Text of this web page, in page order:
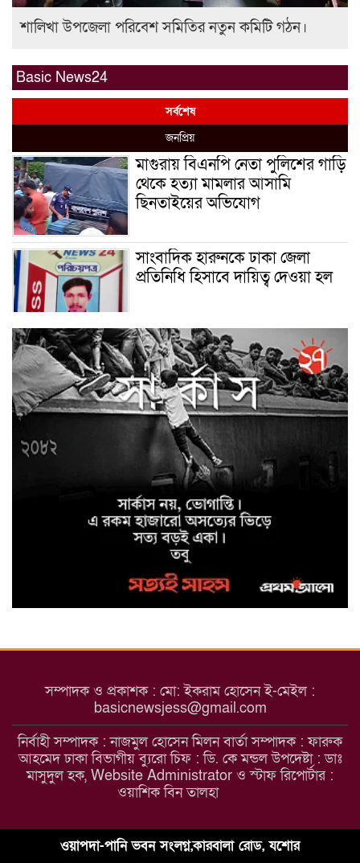
শালিখা উপজেলা পরিবেশ সমিতির নতুন কমিটি গঠন।
Basic News24
সর্বশেষ
জনপ্রিয়
মাগুরায় বিএনপি নেতা পুলিশের গাড়ি
থেকে হত্যা মামলার আসামি
ছিনতাইয়ের অভিযোগ
সাংবাদিক হারুনকে ঢাকা জেলা
প্রতিনিধি হিসাবে দায়িত্ব দেওয়া হল
বিশ্ব বাঘ দিবস উপলক্ষে
বুড়িগোয়ালিনীতে লির্ডাসের
আয়োজনে আলোচনা সভা অনুষ্ঠিত
সাইবার ক্রাইম ইনভেস্টিগেশন সেল,
উদ্যোগে উদ্ধারকৃত আইফোন সহ
৩৫টি মোবাইল ফোন ও বিকাশ
প্রতারণার ৫০,০০০/- হস্তান্তর
মাগুরা জেলা পুলিশ সুপারের উদ্যোগে
ফরিদপুর জেলার কামারখালী টোল
প্লাজা এলাকা থেকে নিখোঁজ শিশু
আয়েশা নূর উদ্ধার
মাগুরায় উন্নত জাতের গাভী পালনে
অনুষ্ঠান
মাগুরা মঘী ইউনিয়নের পদক পাওয়া
শিক্ষার্থীকে শিবিরের উপহার
মাগুরা শত্রুজিৎপুর মহাশ্মশান
আশ্রমের রথযাত্রার শুভ উদ্বোধন
নিতাই রায় চৌধুরী
সম্পাদক ও প্রকাশক : মো: ইকরাম হোসেন ই-মেইল :
basicnewsjess@gmail.com
নির্বাহী সম্পাদক : নাজমুল হোসেন মিলন বার্তা সম্পাদক : ফারুক
আহমেদ ঢাকা বিভাগীয় ব্যুরো চিফ : ডি. কে মন্ডল উপদেষ্টা : ডাঃ
মাসুদুল হক, Website Administrator ও স্টাফ রিপোর্টার :
ওয়াশিক বিন তালহা
ওয়াপদা-পানি ভবন সংলগ্ন,কারবালা রোড, যশোর